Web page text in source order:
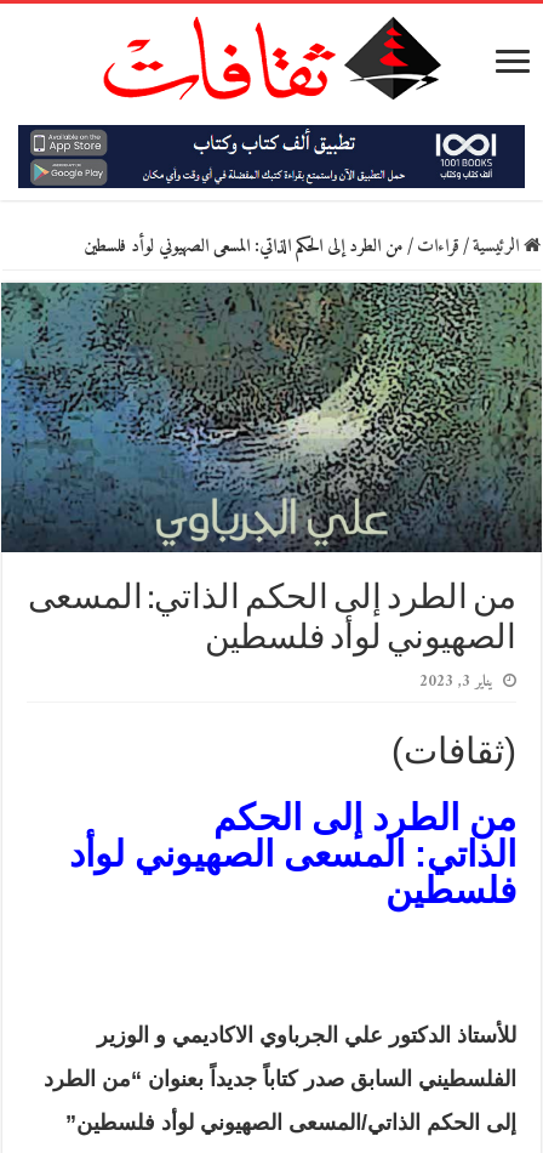
الرئيسية/قراءات/من الطرد إلى الحكم الذاتي: المسعى الصهيوني لوأد فلسطين
من الطرد إلى الحكم الذاتي: المسعى
الصهيوني لوأد فلسطين
يناير 3, 2023
(ثقافات)
من الطرد إلى الحكم
الذاتي: المسعى الصهيوني لوأد
فلسطين
للأستاذ الدكتور علي الجرباوي الاكاديمي و الوزير
الفلسطيني السابق صدر كتاباً جديداً بعنوان “من الطرد
إلى الحكم الذاتي/المسعى الصهيوني لوأد فلسطين”